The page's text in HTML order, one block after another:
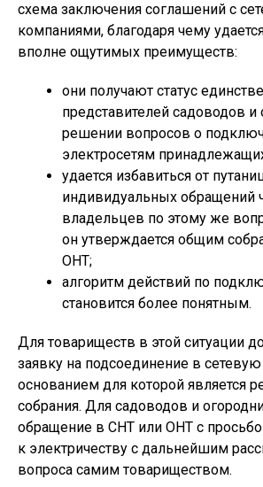
схема заключения соглашений с
компаниями, благодаря чему
вполне ощутимых преимуществ:
они получают статус
представителей садоводов
решении вопросов о
электросетям
удается избавиться от
индивидуальных обращений
владельцев по этому же
он утверждается общим
ОНТ;
алгоритм действий по
становится более понятным.
Для товариществ в этой ситуации
заявку на подсоединение в
основанием для которой является
собрания. Для садоводов и
обращение в СНТ или ОНТ с
к электричеству с дальнейшим
вопроса самим товариществом.